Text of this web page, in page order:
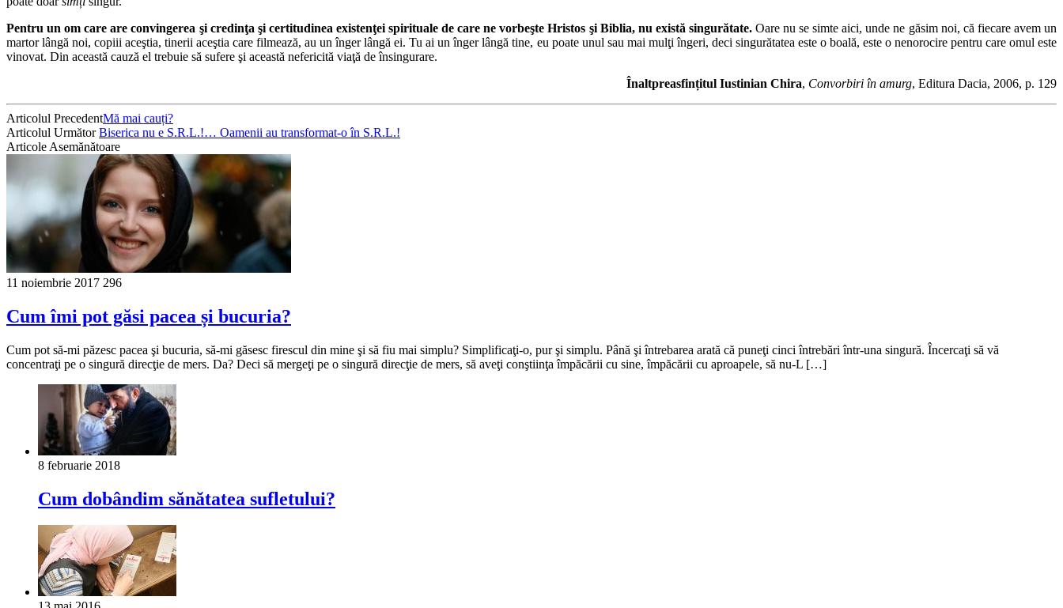
Pentru un om care are convingerea şi credinţa şi certitudinea existenţei spirituale de care ne vorbeşte Hristos şi Biblia, nu există singurătate.Oare nu se simte aici, unde ne găsim noi, că fiecare avem un
martor lângă noi, copiii aceştia, tinerii aceştia care filmează, au un înger lângă ei. Tu ai un înger lângă tine, eu poate unul sau mai mulţi îngeri, deci singurătatea este o boală, este o nenorocire pentru care omul este
vinovat. Din această cauză el trebuie să sufere şi această nefericită viaţă de însingurare.
Înaltpreasfințitul Iustinian Chira, Convorbiri în amurg, Editura Dacia, 2006, p. 129
Articolul PrecedentMă mai cauți?
Articolul UrmătorBiserica nu e S.R.L.!… Oamenii au transformat-o în S.R.L.!
Articole Asemănătoare
11 noiembrie 2017 296
Cum îmi pot găsi pacea și bucuria?
Cum pot să-mi păzesc pacea şi bucuria, să-mi găsesc firescul din mine şi să fiu mai simplu? Simplificaţi-o, pur şi simplu. Până şi întrebarea arată că puneţi cinci întrebări într-una singură. Încercaţi să vă
concentraţi pe o singură direcţie de mers. Da? Deci să mergeţi pe o singură direcţie de mers, să aveţi conştiinţa împăcării cu sine, împăcării cu aproapele, să nu-L […]
8 februarie 2018
Cum dobândim sănătatea sufletului?